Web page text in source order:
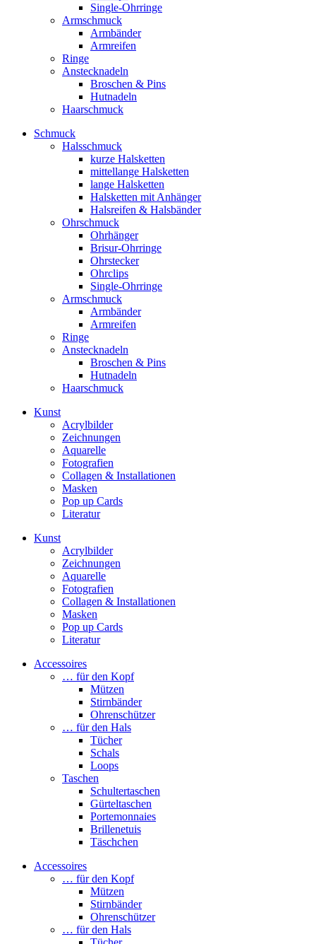
Single-Ohrringe
Armschmuck
Armbänder
Armreifen
Ringe
Anstecknadeln
Broschen & Pins
Hutnadeln
Haarschmuck
Schmuck
Halsschmuck
kurze Halsketten
mittellange Halsketten
lange Halsketten
Halsketten mit Anhänger
Halsreifen & Halsbänder
Ohrschmuck
Ohrhänger
Brisur-Ohrringe
Ohrstecker
Ohrclips
Single-Ohrringe
Armschmuck
Armbänder
Armreifen
Ringe
Anstecknadeln
Broschen & Pins
Hutnadeln
Haarschmuck
Kunst
Acrylbilder
Zeichnungen
Aquarelle
Fotografien
Collagen & Installationen
Masken
Pop up Cards
Literatur
Kunst
Acrylbilder
Zeichnungen
Aquarelle
Fotografien
Collagen & Installationen
Masken
Pop up Cards
Literatur
Accessoires
… für den Kopf
Mützen
Stirnbänder
Ohrenschützer
… für den Hals
Tücher
Schals
Loops
Taschen
Schultertaschen
Gürteltaschen
Portemonnaies
Brillenetuis
Täschchen
Accessoires
… für den Kopf
Mützen
Stirnbänder
Ohrenschützer
… für den Hals